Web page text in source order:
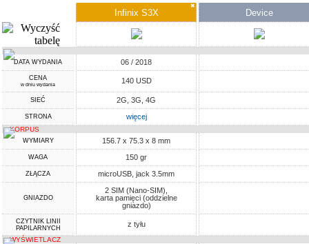
✖
Infinix S3X Device
DATA WYDANIA 06 / 2018
CENA
w dniu wydania 140 USD
SIEĆ 2G, 3G, 4G
STRONA więcej
KORPUS
WYMIARY 156.7 x 75.3 x 8 mm
WAGA 150 gr
ZŁĄCZA microUSB, jack 3.5mm
GNIAZDO
2 SIM (Nano-SIM),
karta pamięci (oddzielne
gniazdo)
CZYTNIK LINII
PAPILARNYCH
z tyłu
WYŚWIETLACZ